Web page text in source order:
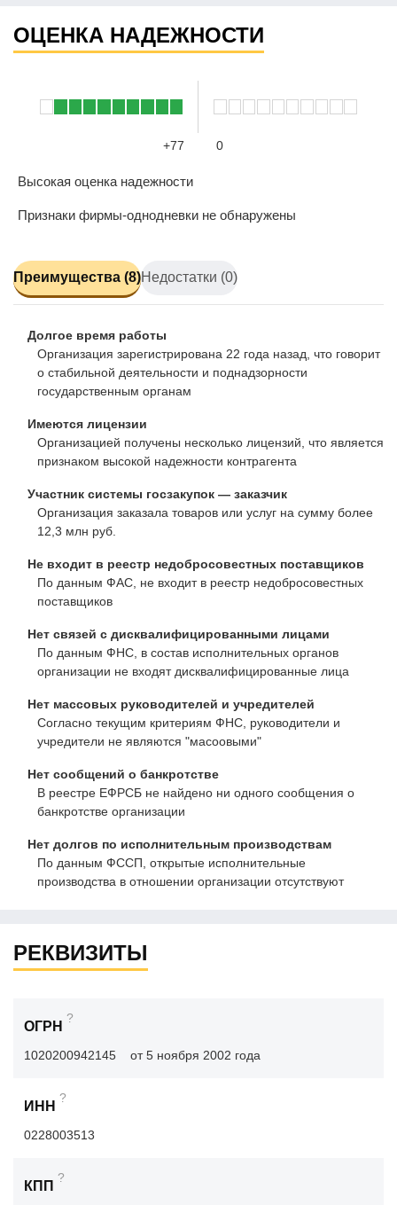
ОЦЕНКА НАДЕЖНОСТИ
+77 0
Высокая оценка надежности
Признаки фирмы-однодневки не обнаружены
Преимущества (8)Недостатки (0)
Долгое время работы
Организация зарегистрирована 22 года назад, что говорит
о стабильной деятельности и поднадзорности
государственным органам
Имеются лицензии
Организацией получены несколько лицензий, что является
признаком высокой надежности контрагента
Участник системы госзакупок — заказчик
Организация заказала товаров или услуг на сумму более
12,3 млн руб.
Не входит в реестр недобросовестных поставщиков
По данным ФАС, не входит в реестр недобросовестных
поставщиков
Нет связей с дисквалифицированными лицами
По данным ФНС, в состав исполнительных органов
организации не входят дисквалифицированные лица
Нет массовых руководителей и учредителей
Согласно текущим критериям ФНС, руководители и
учредители не являются "масоовыми"
Нет сообщений о банкротстве
В реестре ЕФРСБ не найдено ни одного сообщения о
банкротстве организации
Нет долгов по исполнительным производствам
По данным ФССП, открытые исполнительные
производства в отношении организации отсутствуют
РЕКВИЗИТЫ
ОГРН
?
1020200942145 от 5 ноября 2002 года
ИНН
?
0228003513
КПП
?